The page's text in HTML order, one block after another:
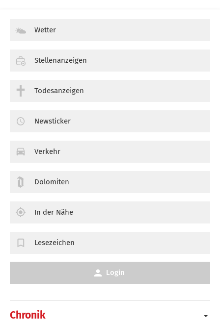
Chronik
Wetter
Stellenanzeigen
Todesanzeigen
Newsticker
Verkehr
Dolomiten
In der Nähe
Lesezeichen
Login